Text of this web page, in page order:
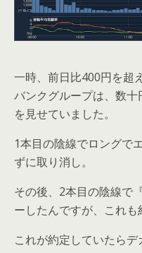
一時、前日比400円を超
バンクグループは、数
を見せていました。
1本目の陰線でロングで
ずに取り消し。
その後、2本目の陰線で
ーしたんですが、これも
これが約定していたらデ